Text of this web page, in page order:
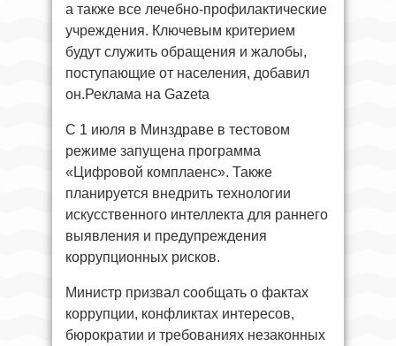
а также все лечебно-профилактические
учреждения. Ключевым критерием
будут служить обращения и жалобы,
поступающие от населения, добавил
он.Реклама на Gazeta
С 1 июля в Минздраве в тестовом
режиме запущена программа
«Цифровой комплаенс». Также
планируется внедрить технологии
искусственного интеллекта для раннего
выявления и предупреждения
коррупционных рисков.
Министр призвал сообщать о фактах
коррупции, конфликтах интересов,
бюрократии и требованиях незаконных